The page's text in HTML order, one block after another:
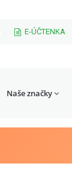
E-ÚČTENKA
Naše značky